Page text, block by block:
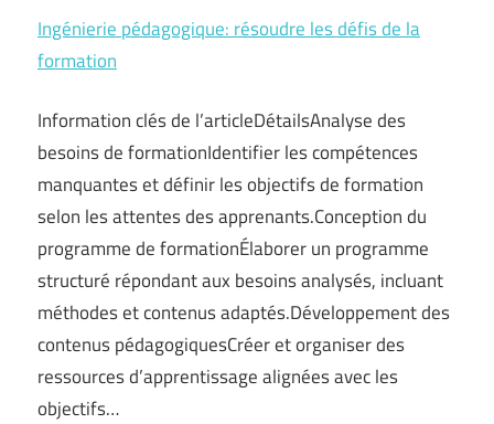
Ingénierie pédagogique: résoudre les défis de la
formation
Information clés de l’articleDétailsAnalyse des
besoins de formationIdentifier les compétences
manquantes et définir les objectifs de formation
selon les attentes des apprenants.Conception du
programme de formationÉlaborer un programme
structuré répondant aux besoins analysés, incluant
méthodes et contenus adaptés.Développement des
contenus pédagogiquesCréer et organiser des
ressources d’apprentissage alignées avec les
objectifs…